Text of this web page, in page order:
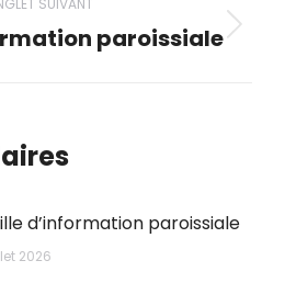
SUIVANT
Onglet paroissiale
d’information paroissiale
2026